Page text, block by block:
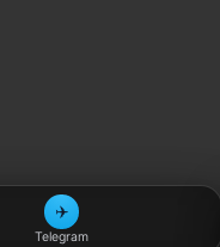
✈️
Telegram